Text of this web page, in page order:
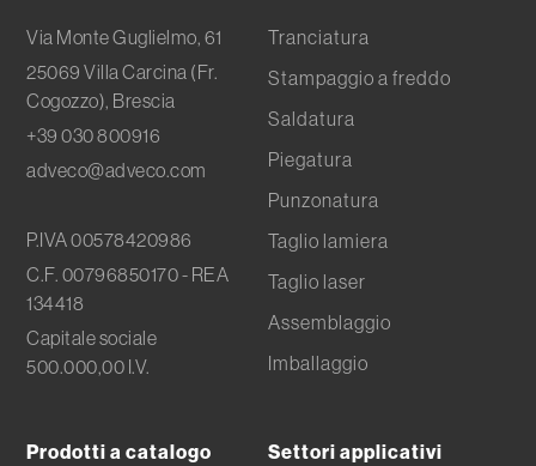
Via Monte Guglielmo, 61
25069 Villa Carcina (Fr.
Cogozzo), Brescia
+39 030 800916
adveco@adveco.com
P.IVA 00578420986
C.F. 00796850170 - REA
134418
Capitale sociale
500.000,00 I.V.
Tranciatura
Stampaggio a freddo
Saldatura
Piegatura
Punzonatura
Taglio lamiera
Taglio laser
Assemblaggio
Imballaggio
Prodotti a catalogo Settori applicativi